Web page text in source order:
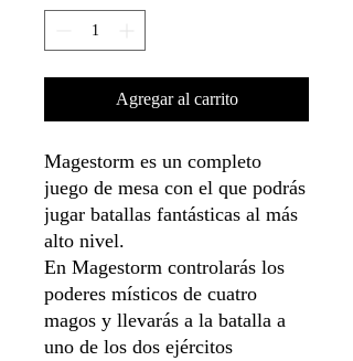
Agregar al carrito
Magestorm es un completo
juego de mesa con el que podrás
jugar batallas fantásticas al más
alto nivel.
En Magestorm controlarás los
poderes místicos de cuatro
magos y llevarás a la batalla a
uno de los dos ejércitos